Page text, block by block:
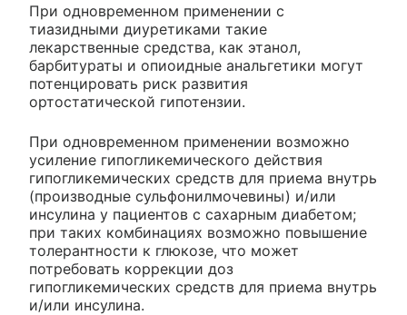
При одновременном применении с
тиазидными диуретиками такие
лекарственные средства, как этанол,
барбитураты и опиоидные анальгетики могут
потенцировать риск развития
ортостатической гипотензии.
При одновременном применении возможно
усиление гипогликемического действия
гипогликемических средств для приема внутрь
(производные сульфонилмочевины) и/или
инсулина у пациентов с сахарным диабетом;
при таких комбинациях возможно повышение
толерантности к глюкозе, что может
потребовать коррекции доз
гипогликемических средств для приема внутрь
и/или инсулина.